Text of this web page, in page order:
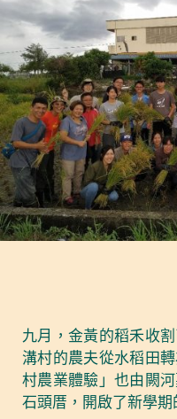
九月，金黃的稻禾收
溝村的農夫從水稻田
村農業體驗」也由闕
石頭厝，開啟了新學期